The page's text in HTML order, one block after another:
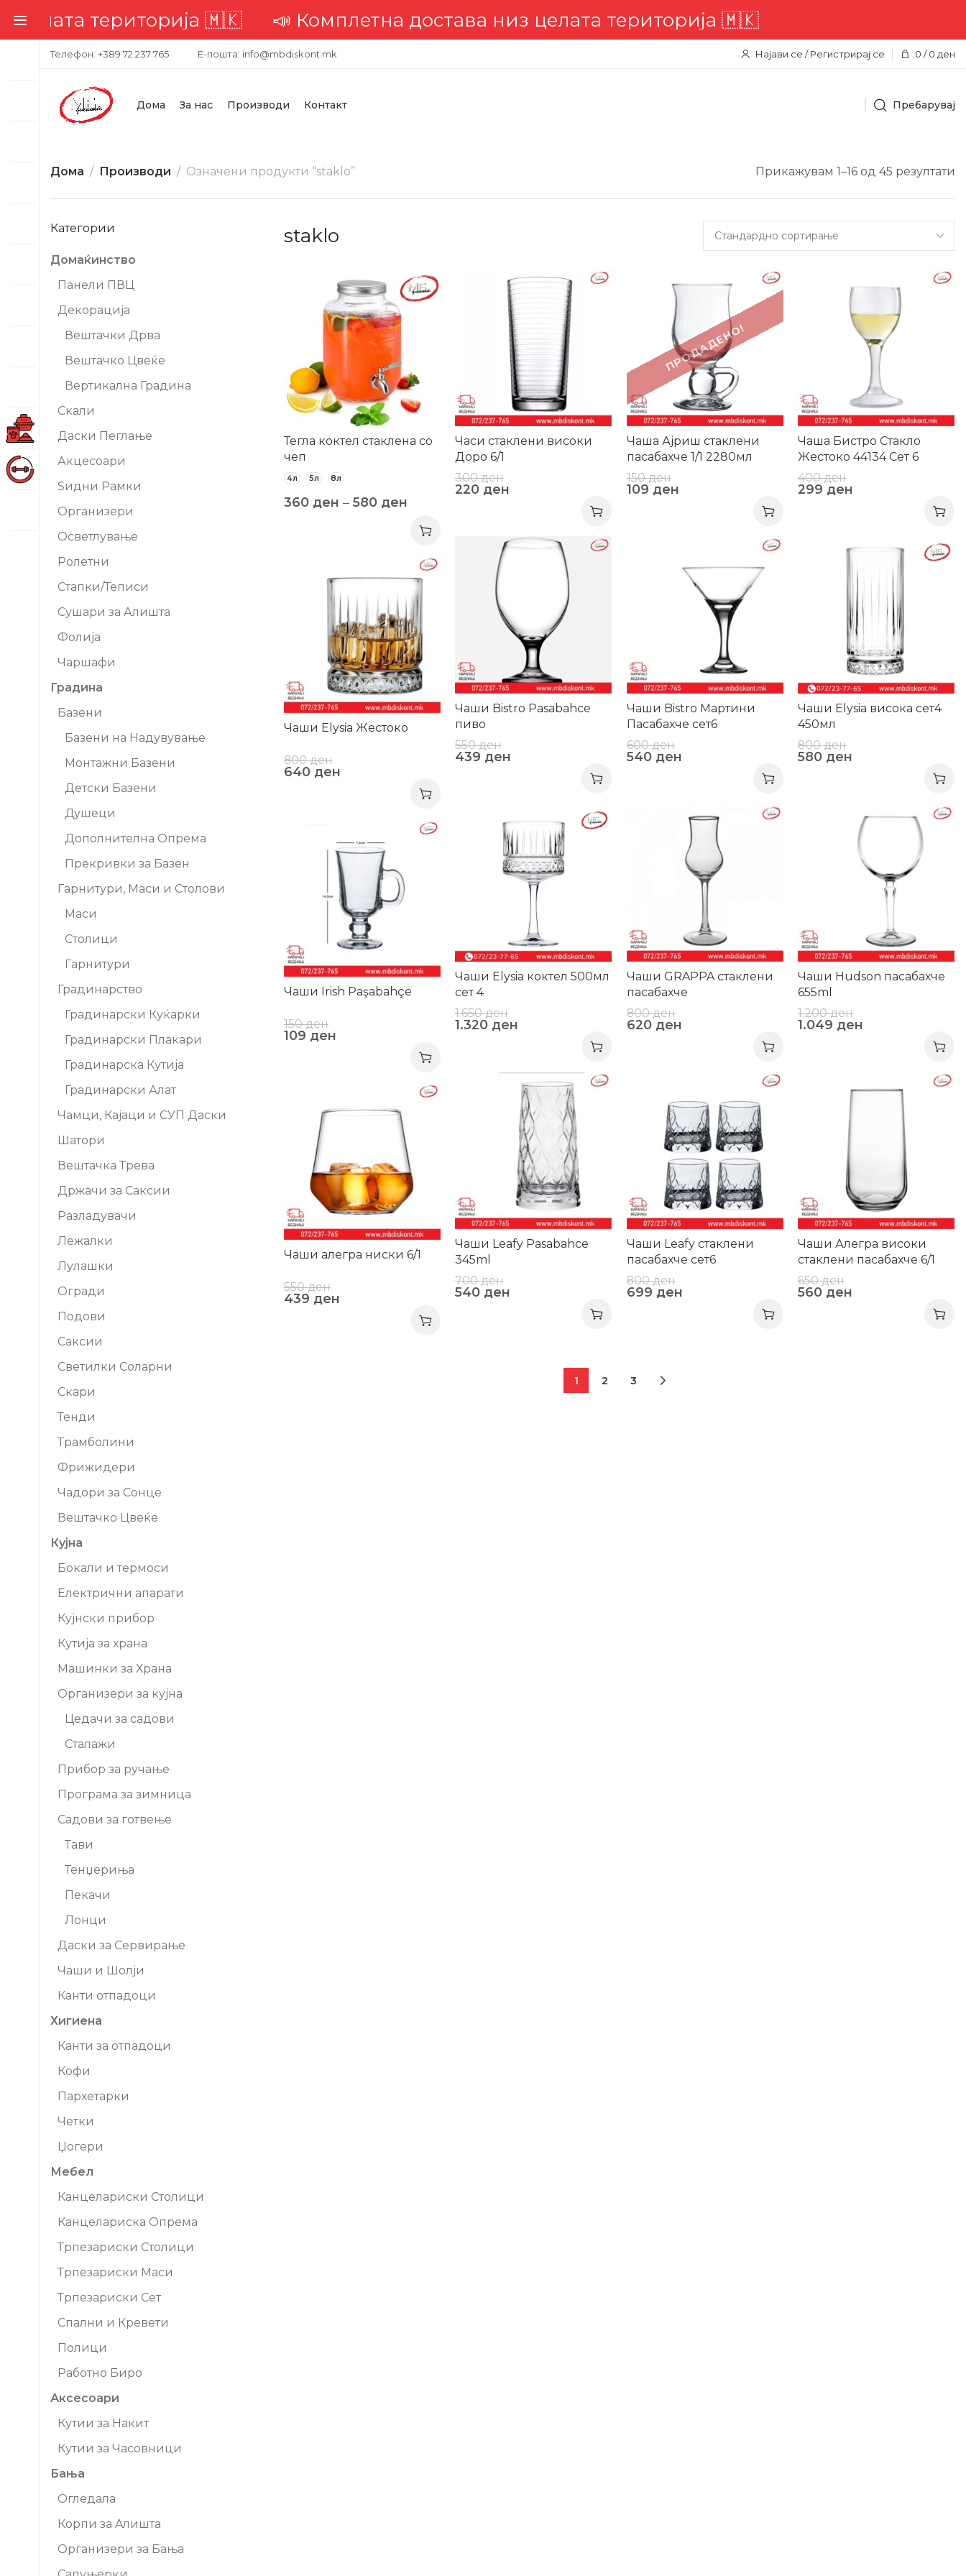
територија 🇲🇰📣 Комплетна достава низ целата територија 🇲🇰
Телефон: +389 72 237 765 Е-пошта: info@mbdiskont.mk Најави се / Регистрирај се 0 / 0 ден
Дома За нас Производи Контакт Пребарувај
Дома Производи Означени продукти “staklo” Прикажувам 1–16 од 45 резултати
Категории
Домаќинство
Панели ПВЦ
Декорација
Вештачки Дрва
Вештачко Цвеќе
Вертикална Градина
Скали
Даски Пеглање
Акцесоари
Ѕидни Рамки
Организери
Осветлување
Ролетни
Стапки/Теписи
Сушари за Алишта
Фолија
Чаршафи
Градина
Базени
Базени на Надувување
Монтажни Базени
Детски Базени
Душеци
Дополнителна Опрема
Прекривки за Базен
Гарнитури, Маси и Столови
Маси
Столици
Гарнитури
Градинарство
Градинарски Куќарки
Градинарски Плакари
Градинарска Кутија
Градинарски Алат
Чамци, Кајаци и СУП Даски
Шатори
Вештачка Трева
Држачи за Саксии
Разладувачи
Лежалки
Лулашки
Огради
Подови
Саксии
Светилки Соларни
Скари
Тенди
Трамболини
Фрижидери
Чадори за Сонце
Вештачко Цвеќе
Кујна
Бокали и термоси
Електрични апарати
Кујнски прибор
Кутија за храна
Машинки за Храна
Организери за кујна
Цедачи за садови
Сталажи
Прибор за ручање
Програма за зимница
Садови за готвење
Тави
Тенџериња
Пекачи
Лонци
Даски за Сервирање
Чаши и Шолји
Канти отпадоци
Хигиена
Канти за отпадоци
Кофи
Пархетарки
Четки
Џогери
Мебел
Канцелариски Столици
Канцелариска Опрема
Трпезариски Столици
Трпезариски Маси
Трпезариски Сет
Спални и Кревети
Полици
Работно Биро
Аксесоари
Кутии за Накит
Кутии за Часовници
Бања
Огледала
Корпи за Aлишта
Организери за Бања
staklo
Тегла коктел стаклена со
чеп
4л 5л 8л
360 ден – 580 ден
Часи стаклени високи
Доро 6/1
300ден
220 ден
ПРОДАДЕНО!
Чаша Ајриш стаклени
пасабахче 1/1 2280мл
150ден
109 ден
Чаша Бистро Стакло
Жестоко 44134 Сет 6
400ден
299 ден
Чаши Bistro Pasabahce
пиво
550ден
439 ден
Чаши Bistro Мартини
Пасабахче сет6
600ден
540 ден
Чаши Elysia висока сет4
450мл
800ден
580 ден
Чаши Elysia Жестоко
800ден
640 ден
Чаши Elysia коктел 500мл
сет 4
1.650ден
1.320 ден
Чаши GRAPPA стаклени
пасабахче
800ден
620 ден
Чаши Hudson пасабахче
655ml
1.200ден
1.049 ден
Чаши Irish Paşabahçe
150ден
109 ден
Чаши Leafy Pasabahce
345ml
700ден
540 ден
Чаши Leafy стаклени
пасабахче сет6
800ден
699 ден
Чаши Алегра високи
стаклени пасабахче 6/1
650ден
560 ден
Чаши алегра ниски 6/1
550ден
439 ден
1 2 3